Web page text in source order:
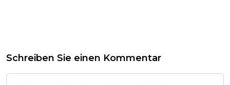
Schreiben Sie einen Kommentar